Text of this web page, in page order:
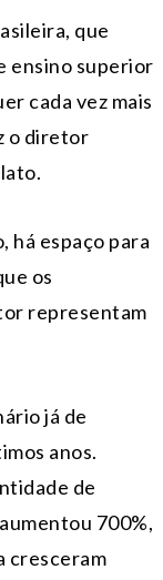
que
ensino superior
cada vez mais
o diretor
há espaço para
os
representam
já de
anos.
de
700%,
cresceram